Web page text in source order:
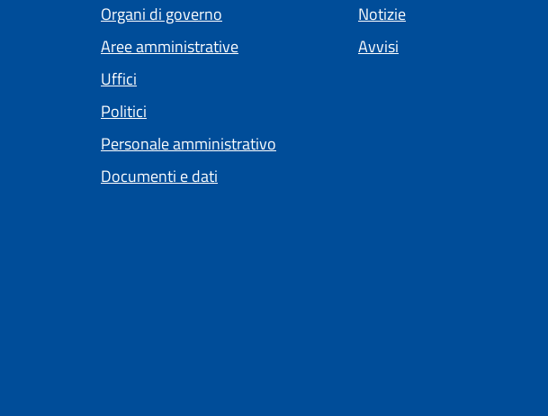
Organi di governo
Aree amministrative
Uffici
Politici
Personale amministrativo
Documenti e dati
Notizie
Avvisi